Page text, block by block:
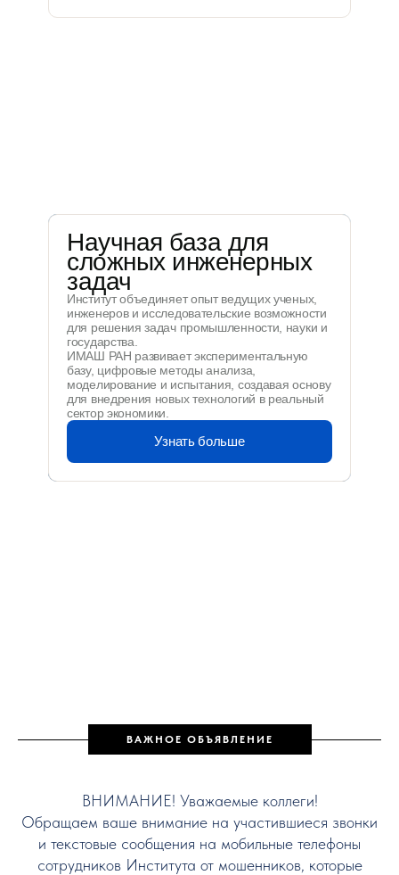
Научная база для
сложных инженерных
задач
Институт объединяет опыт ведущих ученых,
инженеров и исследовательские возможности
для решения задач промышленности, науки и
государства.
ИМАШ РАН развивает экспериментальную
базу, цифровые методы анализа,
моделирование и испытания, создавая основу
для внедрения новых технологий в реальный
сектор экономики.
Узнать больше
ВАЖНОЕ ОБЪЯВЛЕНИЕ
ВНИМАНИЕ! Уважаемые коллеги!
Обращаем ваше внимание на участившиеся звонки
и текстовые сообщения на мобильные телефоны
сотрудников Института от мошенников, которые